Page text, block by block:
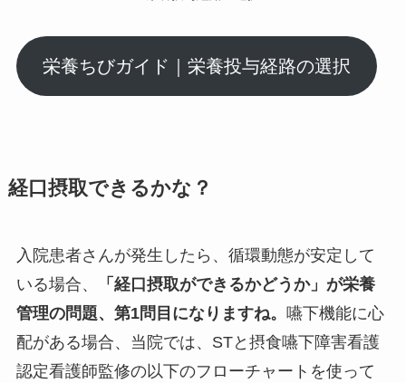
栄養ちびガイド｜栄養投与経路の選択
経口摂取できるかな？
入院患者さんが発生したら、循環動態が安定して
いる場合、
「経口摂取ができるかどうか」が栄養
管理の問題、第1問目になりますね。 嚥下機能に心
配がある場合、当院では、STと摂食嚥下障害看護
認定看護師監修の以下のフローチャートを使って